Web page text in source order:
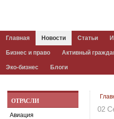
Главная Новости Статьи
Бизнес и право Активный
Эко-бизнес Блоги
02
ОТРАСЛИ
Авиация